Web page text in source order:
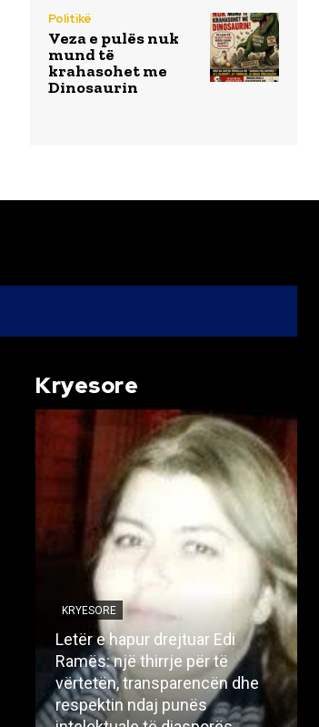
Politikë
Veza e pulës nuk
mund të
krahasohet me
Dinosaurin
Kryesore
KRYESORE
Letër e hapur drejtuar Edi
Ramës: një thirrje për të
vërtetën, transparencën dhe
respektin ndaj punës